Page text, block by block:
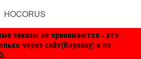
заказы не принимаются - это
через сайт(Корзину) и по
HOCORUS